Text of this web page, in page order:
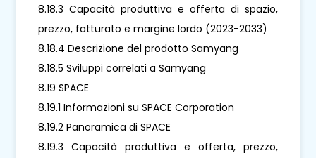
8.18.3 Capacità produttiva e offerta di spazio,
prezzo, fatturato e margine lordo (2023-2033)
8.18.4 Descrizione del prodotto Samyang
8.18.5 Sviluppi correlati a Samyang
8.19 SPACE
8.19.1 Informazioni su SPACE Corporation
8.19.2 Panoramica di SPACE
8.19.3 Capacità produttiva e offerta, prezzo,